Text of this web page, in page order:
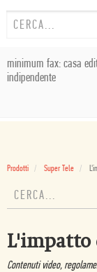
minimum fax: casa
indipendente
Prodotti Super Tele
L'impatto
Contenuti video,